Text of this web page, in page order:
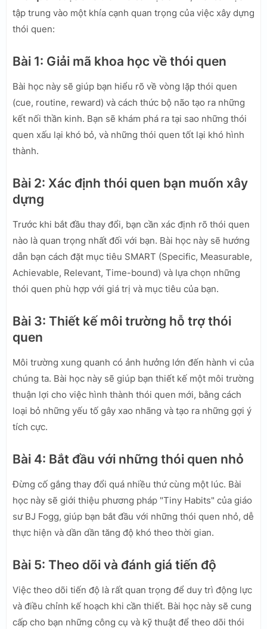
tập trung vào một khía cạnh quan trọng của việc xây dựng
thói quen:
Bài 1: Giải mã khoa học về thói quen
Bài học này sẽ giúp bạn hiểu rõ về vòng lặp thói quen
(cue, routine, reward) và cách thức bộ não tạo ra những
kết nối thần kinh. Bạn sẽ khám phá ra tại sao những thói
quen xấu lại khó bỏ, và những thói quen tốt lại khó hình
thành.
Bài 2: Xác định thói quen bạn muốn xây
dựng
Trước khi bắt đầu thay đổi, bạn cần xác định rõ thói quen
nào là quan trọng nhất đối với bạn. Bài học này sẽ hướng
dẫn bạn cách đặt mục tiêu SMART (Specific, Measurable,
Achievable, Relevant, Time-bound) và lựa chọn những
thói quen phù hợp với giá trị và mục tiêu của bạn.
Bài 3: Thiết kế môi trường hỗ trợ thói
quen
Môi trường xung quanh có ảnh hưởng lớn đến hành vi của
chúng ta. Bài học này sẽ giúp bạn thiết kế một môi trường
thuận lợi cho việc hình thành thói quen mới, bằng cách
loại bỏ những yếu tố gây xao nhãng và tạo ra những gợi ý
tích cực.
Bài 4: Bắt đầu với những thói quen nhỏ
Đừng cố gắng thay đổi quá nhiều thứ cùng một lúc. Bài
học này sẽ giới thiệu phương pháp "Tiny Habits" của giáo
sư BJ Fogg, giúp bạn bắt đầu với những thói quen nhỏ, dễ
thực hiện và dần dần tăng độ khó theo thời gian.
Bài 5: Theo dõi và đánh giá tiến độ
Việc theo dõi tiến độ là rất quan trọng để duy trì động lực
và điều chỉnh kế hoạch khi cần thiết. Bài học này sẽ cung
cấp cho bạn những công cụ và kỹ thuật để theo dõi thói